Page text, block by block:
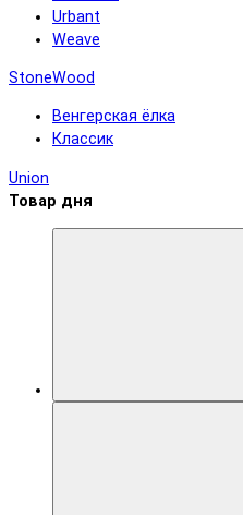
Urbant
Weave
StoneWood
Венгерская ёлка
Классик
Union
Товар дня